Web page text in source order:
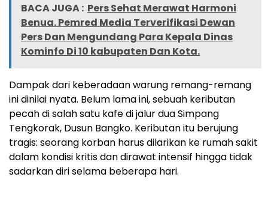
BACA JUGA : Pers Sehat Merawat Harmoni
Benua. Pemred Media Terverifikasi Dewan
Pers Dan Mengundang Para Kepala Dinas
Kominfo Di 10 kabupaten Dan Kota.
Dampak dari keberadaan warung remang-remang
ini dinilai nyata. Belum lama ini, sebuah keributan
pecah di salah satu kafe di jalur dua Simpang
Tengkorak, Dusun Bangko. Keributan itu berujung
tragis: seorang korban harus dilarikan ke rumah sakit
dalam kondisi kritis dan dirawat intensif hingga tidak
sadarkan diri selama beberapa hari.